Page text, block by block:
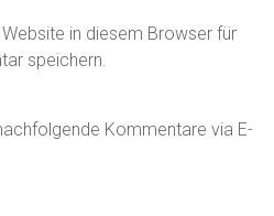
in diesem Browser für
speichern.
Kommentare via E-